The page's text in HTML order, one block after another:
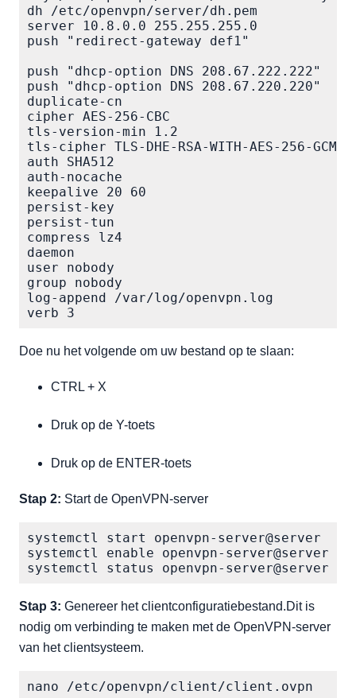
dh /etc/openvpn/server/dh.pem
server 10.8.0.0 255.255.255.0
push "redirect-gateway def1"
push "dhcp-option DNS 208.67.222.222"
push "dhcp-option DNS 208.67.220.220"
duplicate-cn
cipher AES-256-CBC
tls-version-min 1.2
tls-cipher TLS-DHE-RSA-WITH-AES-256-GCM-
auth SHA512
auth-nocache
keepalive 20 60
persist-key
persist-tun
compress lz4
daemon
user nobody
group nobody
log-append /var/log/openvpn.log
verb 3
Doe nu het volgende om uw bestand op te slaan:
CTRL + X
Druk op de Y-toets
Druk op de ENTER-toets
Stap 2: Start de OpenVPN-server
systemctl start openvpn-server@server
systemctl enable openvpn-server@server
systemctl status openvpn-server@server
Stap 3: Genereer het clientconfiguratiebestand.Dit is
nodig om verbinding te maken met de OpenVPN-server
van het clientsysteem.
nano /etc/openvpn/client/client.ovpn